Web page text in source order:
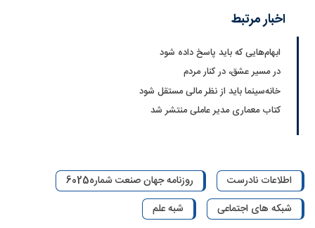
اخبار مرتبط
ابهام‌هایی که باید پاسخ داده شود
در مسیر عشق، در کنار مردم
خانه‌سینما باید از نظر مالی مستقل شود
کتاب معماری مدیر عاملی منتشر شد
اطلاعات نادرست
روزنامه جهان صنعت شماره6025
شبکه های اجتماعی
شبه علم